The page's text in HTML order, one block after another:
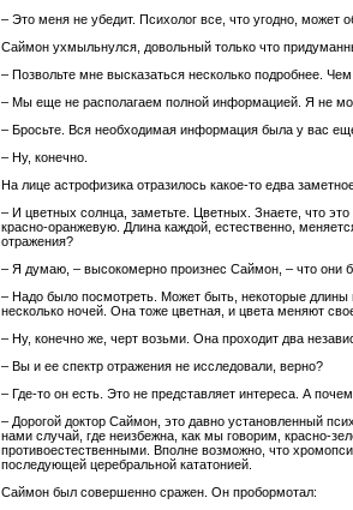
– Это меня не убедит. Психолог все, что угодно, может
Саймон ухмыльнулся, довольный только что
– Позвольте мне высказаться несколько подробнее.
– Мы еще не располагаем полной информацией. Я не
– Бросьте. Вся необходимая информация была у вас
– Ну, конечно.
На лице астрофизика отразилось какое-то едва
– И цветных солнца, заметьте. Цветных. Знаете, что
красно-оранжевую. Длина каждой, естественно,
отражения?
– Я думаю, – высокомерно произнес Саймон, – что они
– Надо было посмотреть. Может быть, некоторые
несколько ночей. Она тоже цветная, и цвета меняют
– Ну, конечно же, черт возьми. Она проходит два
– Вы и ее спектр отражения не исследовали, верно?
– Где-то он есть. Это не представляет интереса. А
– Дорогой доктор Саймон, это давно установленный
нами случай, где неизбежна, как мы говорим, красно-
противоестественными. Вполне возможно, что
последующей церебральной кататонией.
Саймон был совершенно сражен. Он пробормотал: